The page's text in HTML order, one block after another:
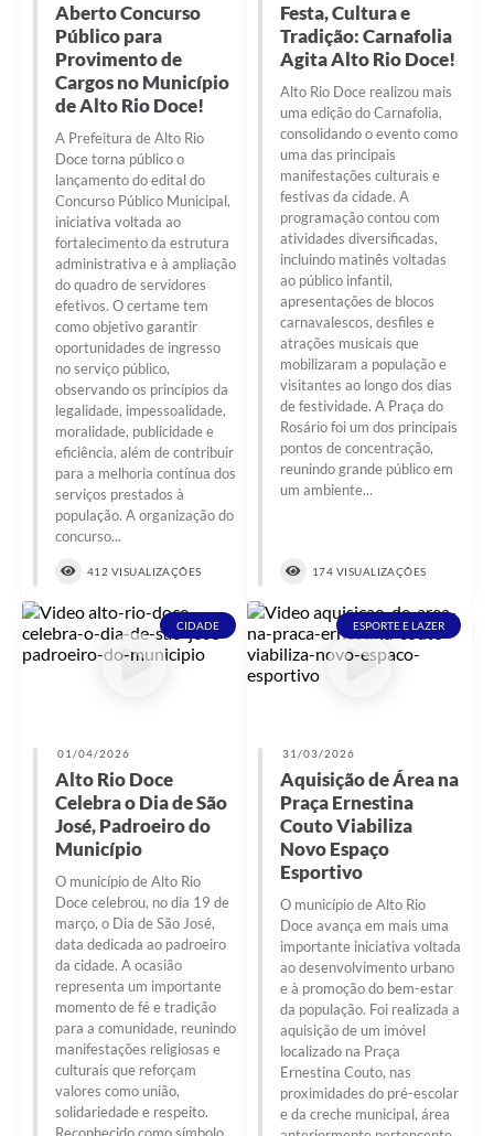
Aberto Concurso
Público para
Provimento de
Cargos no Município
de Alto Rio Doce!
A Prefeitura de Alto Rio
Doce torna público o
lançamento do edital do
Concurso Público Municipal,
iniciativa voltada ao
fortalecimento da estrutura
administrativa e à ampliação
do quadro de servidores
efetivos. O certame tem
como objetivo garantir
oportunidades de ingresso
no serviço público,
observando os princípios da
legalidade, impessoalidade,
moralidade, publicidade e
eficiência, além de contribuir
para a melhoria contínua dos
serviços prestados à
população. A organização do
concurso...
412 VISUALIZAÇÕES
Festa, Cultura e
Tradição: Carnafolia
Agita Alto Rio Doce!
Alto Rio Doce realizou mais
uma edição do Carnafolia,
consolidando o evento como
uma das principais
manifestações culturais e
festivas da cidade. A
programação contou com
atividades diversificadas,
incluindo matinês voltadas
ao público infantil,
apresentações de blocos
carnavalescos, desfiles e
atrações musicais que
mobilizaram a população e
visitantes ao longo dos dias
de festividade. A Praça do
Rosário foi um dos principais
pontos de concentração,
reunindo grande público em
um ambiente...
174 VISUALIZAÇÕES
CIDADE
01/04/2026
Alto Rio Doce
Celebra o Dia de São
José, Padroeiro do
Município
O município de Alto Rio
Doce celebrou, no dia 19 de
março, o Dia de São José,
data dedicada ao padroeiro
da cidade. A ocasião
representa um importante
momento de fé e tradição
para a comunidade, reunindo
manifestações religiosas e
culturais que reforçam
valores como união,
solidariedade e respeito.
ESPORTE E LAZER
31/03/2026
Aquisição de Área na
Praça Ernestina
Couto Viabiliza
Novo Espaço
Esportivo
O município de Alto Rio
Doce avança em mais uma
importante iniciativa voltada
ao desenvolvimento urbano
e à promoção do bem-estar
da população. Foi realizada a
aquisição de um imóvel
localizado na Praça
Ernestina Couto, nas
proximidades do pré-escolar
e da creche municipal, área